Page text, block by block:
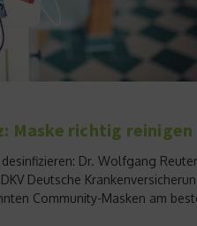
Maske richtig reinigen
Dr. Wolfgang
Deutsche
Community-Masken am